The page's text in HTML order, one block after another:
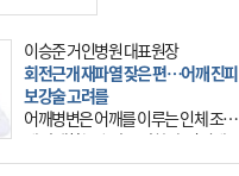
이승준 거인병원 대표원장
회전근개 재파열 잦은 편…어깨 진피
보강술 고려를
어깨병변은 어깨를 이루는 인체 조직
에 발생하는 손상을 말한다. 여기에
는 오십견과 회전근개 증후군, 어깨